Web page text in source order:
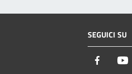
SEGUICI SU
Facebook